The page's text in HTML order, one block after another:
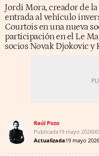
Jordi Mora, creador de
entrada al vehículo
Courtois en una nueva
participación en el Le
socios Novak Djokovic y
Raúl Pozo
Publicada19 mayo 2026
Actualizada19 mayo 2026